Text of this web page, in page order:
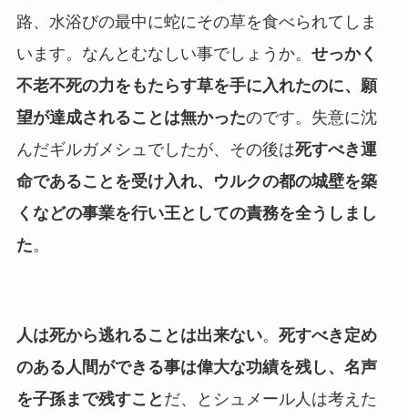
路、水浴びの最中に蛇にその草を食べられてしま
います。なんとむなしい事でしょうか。 せっかく
不老不死の力をもたらす草を手に入れたのに、願
望が達成されることは無かったのです。失意に沈
んだギルガメシュでしたが、その後は死すべき運
命であることを受け入れ、ウルクの都の城壁を築
くなどの事業を行い王としての責務を全うしまし
た。
人は死から逃れることは出来ない。 死すべき定め
のある人間ができる事は偉大な功績を残し、名声
を子孫まで残すこと だ、とシュメール人は考えた